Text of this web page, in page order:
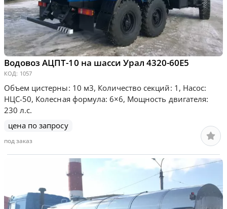
Водовоз АЦПТ-10 на шасси Урал 4320-60Е5
КОД: 1057
Объем цистерны: 10 м3, Количество секций: 1, Насос:
НЦС-50, Колесная формула: 6×6, Мощность двигателя:
230 л.с.
цена по запросу
под заказ